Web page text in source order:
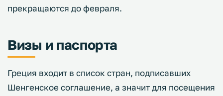
прекращаются до февраля.
Визы и паспорта
Греция входит в список стран, подписавших
Шенгенское соглашение, а значит для посещения